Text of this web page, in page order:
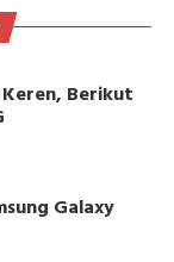
Berikut
Galaxy